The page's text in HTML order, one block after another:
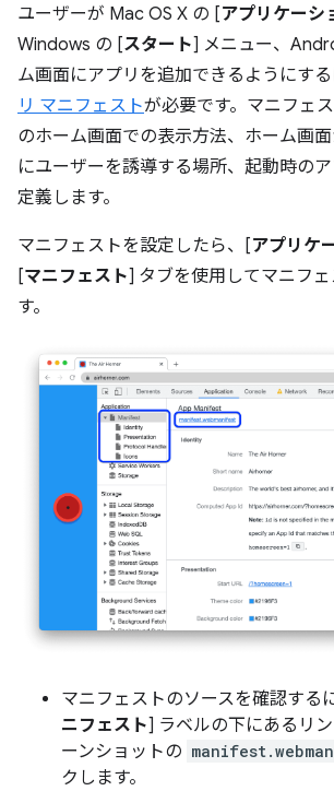
ユーザーが Mac OS X の [アプリケーシ
Windows の [スタート] メニュー、
ム画面にアプリを追加できるようにする
リ マニフェストが必要です。マニフェ
のホーム画面での表示方法、ホーム画
にユーザーを誘導する場所、起動時の
定義します。
マニフェストを設定したら、[アプリケ
[マニフェスト] タブを使用してマニフ
す。
マニフェストのソースを確認する
ニフェスト] ラベルの下にあるリ
ーンショットの
クします。